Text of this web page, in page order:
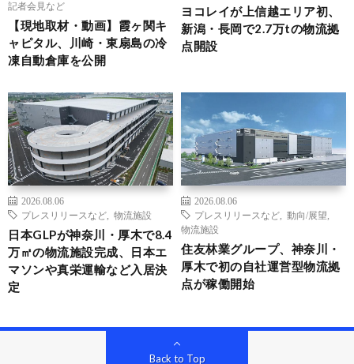
記者会見など
【現地取材・動画】霞ヶ関キ
ャピタル、川崎・東扇島の冷
凍自動倉庫を公開
ヨコレイが上信越エリア初、
新潟・長岡で2.7万tの物流拠
点開設
2026.08.06
プレスリリースなど
物流施設
日本GLPが神奈川・厚木で8.4
万㎡の物流施設完成、日本エ
マソンや真栄運輸など入居決
定
2026.08.06
プレスリリースなど
動向/展望
物流施設
住友林業グループ、神奈川・
厚木で初の自社運営型物流拠
点が稼働開始
Back to Top